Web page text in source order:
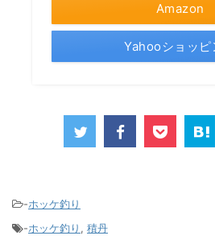
Amazon
Yahooショッピ
-ホッケ釣り
-ホッケ釣り , 積丹